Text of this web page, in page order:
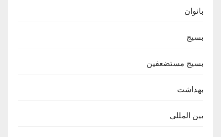
بانوان
بسیج
بسیج مستضعفین
بهداشت
بین المللی